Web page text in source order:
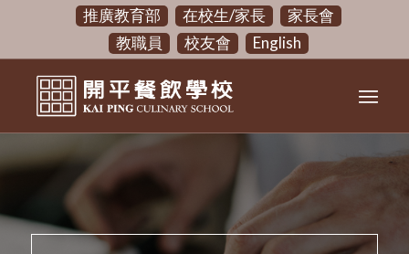
推廣教育部 在校生/家長
家長會
教職員
校友會 English